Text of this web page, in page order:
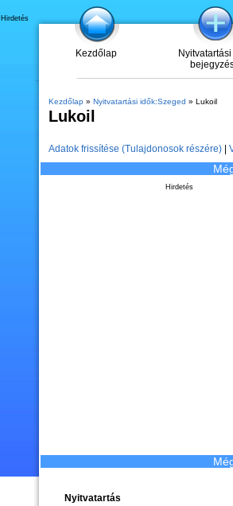
Kezdőlap
Hirdetés
Kezdőlap» Nyitvatartási idők:Szeged » Lukoil
Lukoil
Adatok frissítése (Tulajdonosok részére)|
Hirdetés
Nyitvatartás